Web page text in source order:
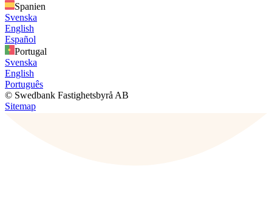
Spanien
Svenska
English
Español
Portugal
Svenska
English
Português
© Swedbank Fastighetsbyrå AB
Sitemap